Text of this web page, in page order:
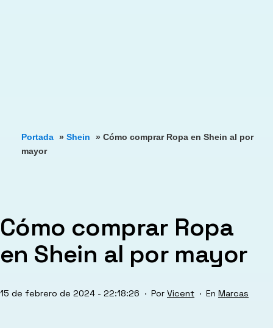
Portada » Shein » Cómo comprar Ropa en Shein al por
mayor
Cómo comprar Ropa
en Shein al por mayor
Publicada
15 de febrero de 2024 - 22:18:26 Por Vicent Marcas